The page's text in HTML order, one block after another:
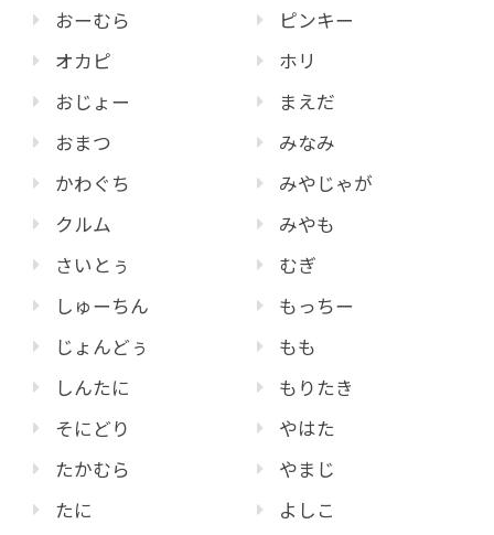
おーむら
オカピ
おじょー
おまつ
かわぐち
クルム
さいとぅ
しゅーちん
じょんどぅ
しんたに
そにどり
たかむら
たに
ピンキー
ホリ
まえだ
みなみ
みやじゃが
みやも
むぎ
もっちー
もも
もりたき
やはた
やまじ
よしこ